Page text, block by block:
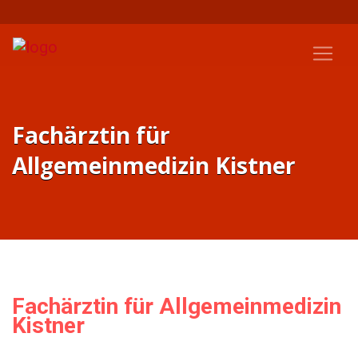
Fachärztin für
Allgemeinmedizin Kistner
Fachärztin für Allgemeinmedizin
Kistner